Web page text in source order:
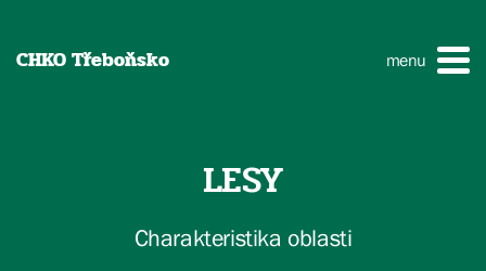
CHKO Třeboňsko menu
LESY
Charakteristika oblasti